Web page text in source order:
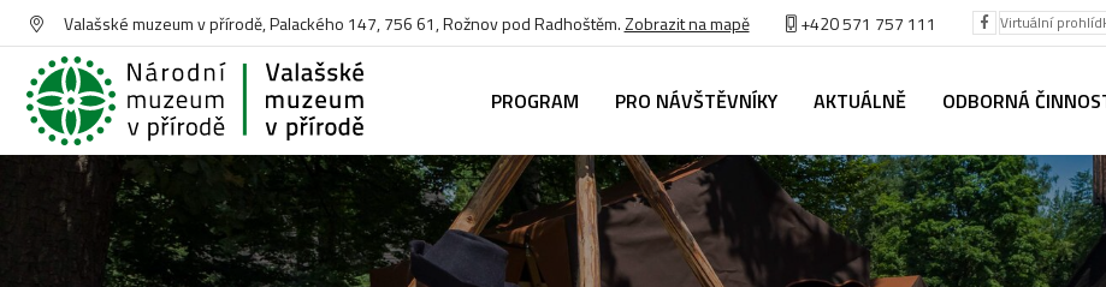
Valašské muzeum v přírodě, Palackého 147, 756 61, Rožnov pod Radhoštěm.Zobrazit na mapě +420 571 757 111 Virtuální
PROGRAM PRO NÁVŠTĚVNÍKY AKTUÁLNĚ ODBORNÁ